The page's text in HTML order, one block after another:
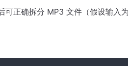
正确拆分 MP3 文件（假设输入